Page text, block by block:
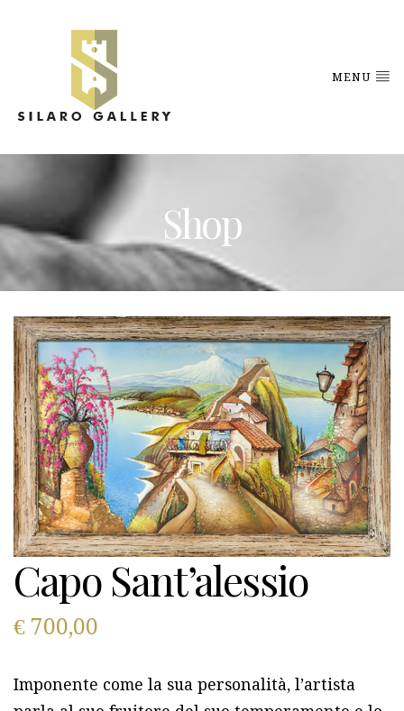
MENU
Shop
Capo Sant’alessio
€ 700,00
Imponente come la sua personalità, l’artista